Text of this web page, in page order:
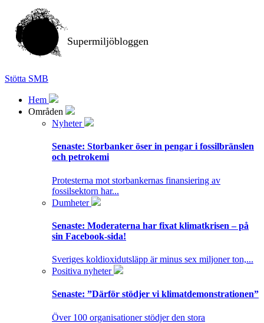
Supermiljöbloggen
Stötta SMB
Hem
Områden
Nyheter
Senaste: Storbanker öser in pengar i fossilbränslen
och petrokemi
Protesterna mot storbankernas finansiering av
fossilsektorn har...
Dumheter
Senaste: Moderaterna har fixat klimatkrisen – på
sin Facebook-sida!
Sveriges koldioxidutsläpp är minus sex miljoner ton,...
Positiva nyheter
Senaste: ”Därför stödjer vi klimatdemonstrationen”
Över 100 organisationer stödjer den stora